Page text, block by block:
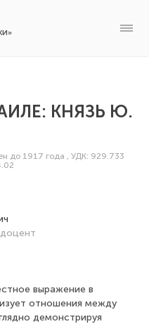
КНЯЗЬ Ю.
до 1917 года , УДК: 929.733
выражение в
отношения между
демонстрируя